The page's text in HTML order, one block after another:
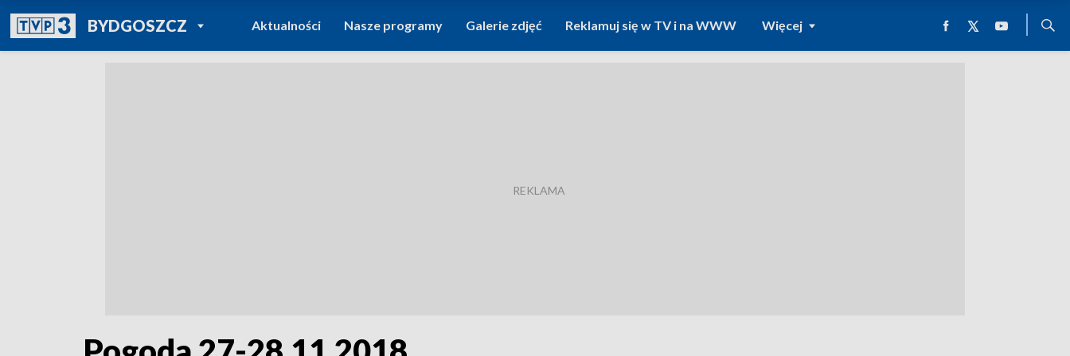
BYDGOSZCZPOWRÓT DO
TVP REGIONY
Aktualności Nasze programy Galerie zdjęć Reklamuj się w TV i na WWW Więcej